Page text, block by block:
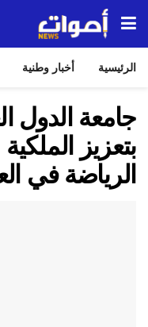
الرئيسية أخبار وطنية
جامعة الدول
بتعزيز
الرياضة في